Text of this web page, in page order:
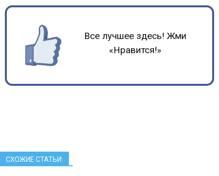
Все лучшее здесь! Жми
«Нравится!»
СХОЖИЕ СТАТЬИ:
Учёные
научили рыбу